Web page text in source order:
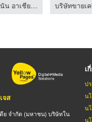
บริษัท โทนัน อาเชีย ออโต้เทค จำกัด
จส
ย จำกัด (มหาชน) บริษัทใน
เ
ป
น
น
น